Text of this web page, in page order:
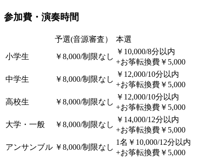
参加費・演奏時間
予選(音源審査） 本選
小学生 ￥8,000/制限なし
￥10,000/8分以内
+お筝転換費￥5,000
中学生 ￥8,000/制限なし
￥12,000/10分以内
+お筝転換費￥5,000
高校生 ￥8,000/制限なし
￥12,000/10分以内
+お筝転換費￥5,000
大学・一般 ￥8,000/制限なし
￥14,000/12分以内
+お筝転換費￥5,000
アンサンブル ￥8,000/制限なし
1名￥10,000/12分以内
+お筝転換費￥5,000